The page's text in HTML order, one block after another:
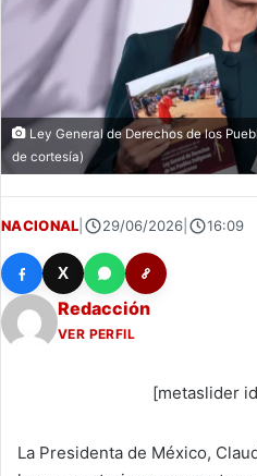
Ley General de Derechos de los
de cortesía)
NACIONAL 29/06/2026 16:09
X
Redacción
VER PERFIL
[metaslider
La Presidenta de México,